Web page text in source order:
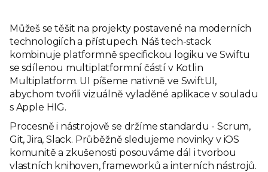
Můžeš se těšit na projekty postavené na moderních
technologiích a přístupech. Náš tech-stack
kombinuje platformně specifickou logiku ve Swiftu
se sdílenou multiplatformní částí v Kotlin
Multiplatform. UI píšeme nativně ve SwiftUI,
abychom tvořili vizuálně vyladěné aplikace v souladu
s Apple HIG.
Procesně i nástrojově se držíme standardu - Scrum,
Git, Jira, Slack. Průběžně sledujeme novinky v iOS
komunitě a zkušenosti posouváme dál i tvorbou
vlastních knihoven, frameworků a interních nástrojů.